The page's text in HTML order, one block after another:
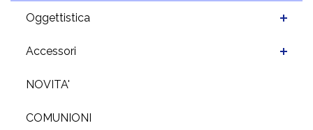
Oggettistica
Accessori
NOVITA'
COMUNIONI